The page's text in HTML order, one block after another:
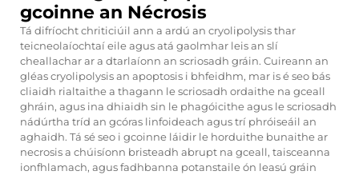
gcoinne an Nécrosis
Tá difríocht chriticiúil ann a ardú an cryolipolysis thar
teicneolaíochtaí eile agus atá gaolmhar leis an slí
cheallachar ar a dtarlaíonn an scriosadh gráin. Cuireann an
gléas cryolipolysis an apoptosis i bhfeidhm, mar is é seo bás
cliaidh rialtaithe a thagann le scriosadh ordaithe na gceall
ghráin, agus ina dhiaidh sin le phagóicithe agus le scriosadh
nádúrtha tríd an gcóras linfoideach agus trí phróiseáil an
aghaidh. Tá sé seo i gcoinne láidir le horduithe bunaithe ar
necrosis a chúisíonn bristeadh abrupt na gceall, taisceanna
ionfhlamach, agus fadhbanna potanstaile ón leasú gráin